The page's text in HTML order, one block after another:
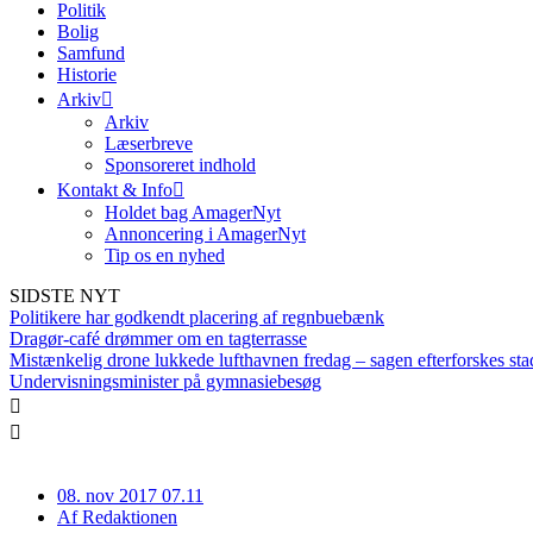
Politik
Bolig
Samfund
Historie
Arkiv
Arkiv
Læserbreve
Sponsoreret indhold
Kontakt & Info
Holdet bag AmagerNyt
Annoncering i AmagerNyt
Tip os en nyhed
SIDSTE NYT
Politikere har godkendt placering af regnbuebænk
Dragør-café drømmer om en tagterrasse
Mistænkelig drone lukkede lufthavnen fredag – sagen efterforskes
Undervisningsminister på gymnasiebesøg
08. nov 2017 07.11
AfRedaktionen